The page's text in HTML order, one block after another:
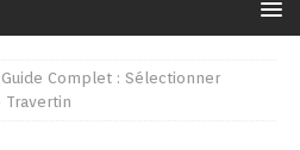
Guide Complet : Sélectionner
Travertin